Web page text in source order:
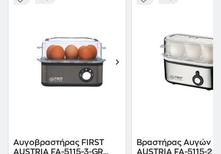
Αυγοβραστήρας FIRST
AUSTRIA FA-5115-3-GR
Βραστήρας Αυγών
AUSTRIA FA-5115-2